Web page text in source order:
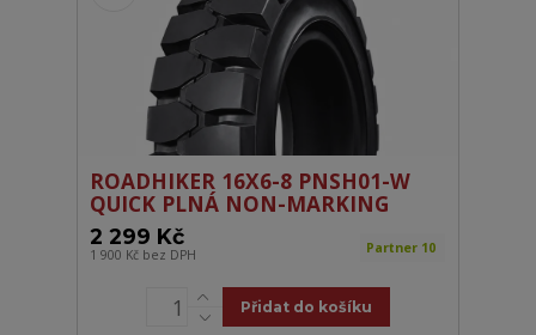
ROADHIKER 16X6-8 PNSH01-W
QUICK PLNÁ NON-MARKING
2 299 Kč
1 900 Kč bez DPH Partner 10
Přidat do košíku